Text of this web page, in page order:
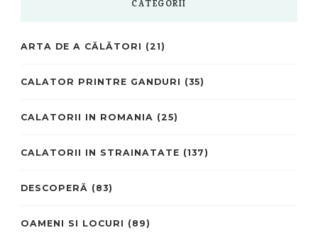
CATEGORII
ARTA DE A CĂLĂTORI (21)
CALATOR PRINTRE GANDURI (35)
CALATORII IN ROMANIA (25)
CALATORII IN STRAINATATE (137)
DESCOPERĂ (83)
OAMENI SI LOCURI (89)